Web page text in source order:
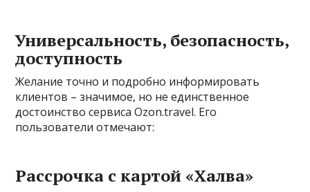
Универсальность, безопасность,
доступность
Желание точно и подробно информировать
клиентов – значимое, но не единственное
достоинство сервиса Ozon.travel. Его
пользователи отмечают:
Рассрочка с картой «Халва»